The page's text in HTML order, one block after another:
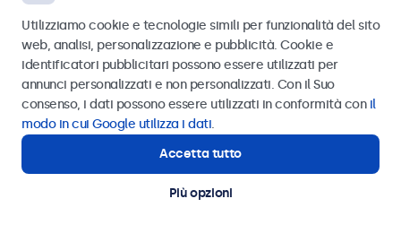
Hai bisogno di aiuto? Parla
con uno dei nostri
Inviare
Oppure chiamaci al
Contatta i nostri esperti
Utilizziamo cookie e tecnologie simili per funzionalità del sito
web, analisi, personalizzazione e pubblicità. Cookie e
identificatori pubblicitari possono essere utilizzati per
annunci personalizzati e non personalizzati. Con il Suo
consenso, i dati possono essere utilizzati in conformità con il
modo in cui Google utilizza i dati.
Accetta tutto
Più opzioni